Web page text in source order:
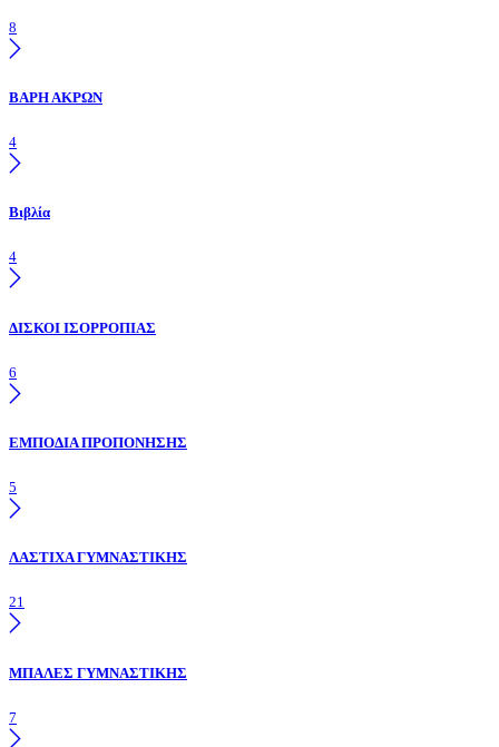
8
ΒΑΡΗ ΑΚΡΩΝ
4
Βιβλία
4
ΔΙΣΚΟΙ ΙΣΟΡΡΟΠΙΑΣ
6
ΕΜΠΟΔΙΑ ΠΡΟΠΟΝΗΣΗΣ
5
ΛΑΣΤΙΧΑ ΓΥΜΝΑΣΤΙΚΗΣ
21
ΜΠΑΛΕΣ ΓΥΜΝΑΣΤΙΚΗΣ
7